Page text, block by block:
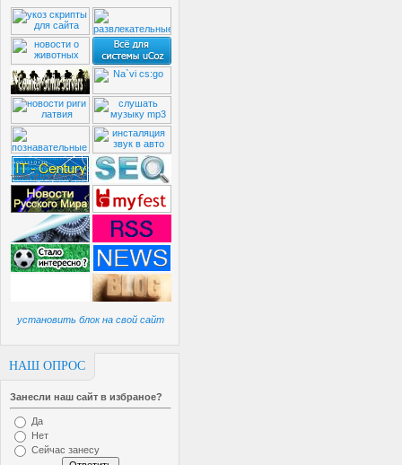
установить блок на свой сайт
НАШ ОПРОС
Занесли наш сайт в избраное?
Да
Нет
Сейчас занесу